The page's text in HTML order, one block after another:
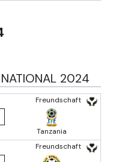
NATIONAL 2024
Freundschaft
Tanzania
Freundschaft